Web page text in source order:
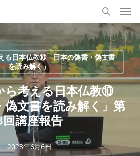
search
る日本仏教⑩ 日本の偽書・偽文書
を読み解く」
ら考える日本仏教⑩
偽文書を読み解く」第
回講座報告
2023年6月6日